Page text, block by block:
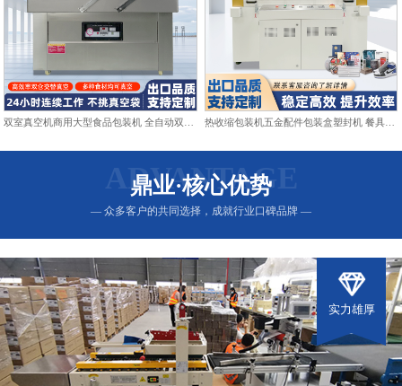
ADVANTAGE
鼎业·核心优势
— 众多客户的共同选择，成就行业口碑品牌 —
实力雄厚